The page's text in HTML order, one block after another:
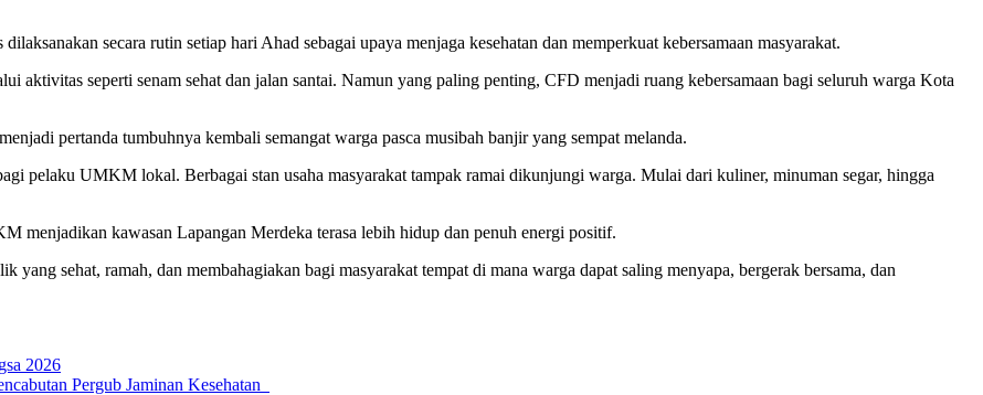
secara rutin setiap hari Ahad sebagai upaya menjaga kesehatan dan memperkuat kebersamaan masyarakat.
aktivitas seperti senam sehat dan jalan santai. Namun yang paling penting, CFD menjadi ruang kebersamaan bagi seluruh warga Kota
pertanda tumbuhnya kembali semangat warga pasca musibah banjir yang sempat melanda.
pelaku UMKM lokal. Berbagai stan usaha masyarakat tampak ramai dikunjungi warga. Mulai dari kuliner, minuman segar, hingga
menjadikan kawasan Lapangan Merdeka terasa lebih hidup dan penuh energi positif.
sehat, ramah, dan membahagiakan bagi masyarakat tempat di mana warga dapat saling menyapa, bergerak bersama, dan
2026
Pergub Jaminan Kesehatan